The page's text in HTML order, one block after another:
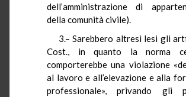
dell’amministrazione di
della comunità civile).
3.– Sarebbero altresì lesi gli
Cost., in quanto la norma
comporterebbe una violazione
al lavoro e all’elevazione e alla
professionale», privando gli